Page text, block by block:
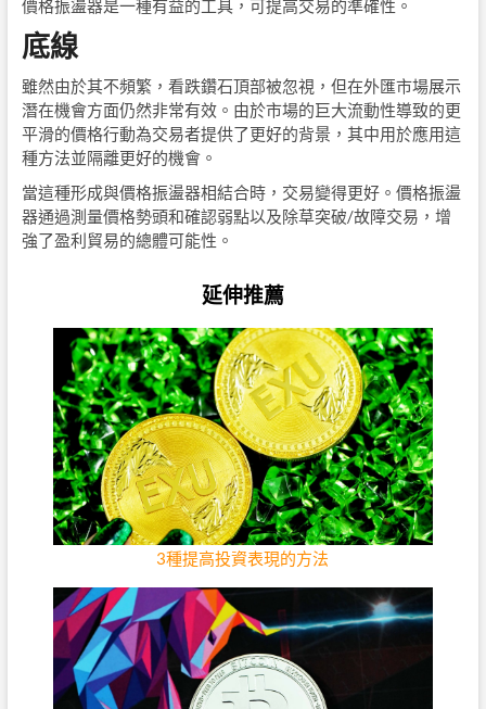
價格振盪器是一種有益的工具，可提高交易的準確性。
底線
雖然由於其不頻繁，看跌鑽石頂部被忽視，但在外匯市場展示
潛在機會方面仍然非常有效。由於市場的巨大流動性導致的更
平滑的價格行動為交易者提供了更好的背景，其中用於應用這
種方法並隔離更好的機會。
當這種形成與價格振盪器相結合時，交易變得更好。價格振盪
器通過測量價格勢頭和確認弱點以及除草突破/故障交易，增
強了盈利貿易的總體可能性。
延伸推薦
3種提高投資表現的方法